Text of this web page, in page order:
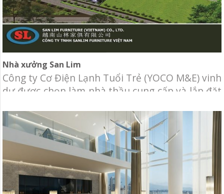
Nhà xưởng San Lim
Công ty Cơ Điện Lạnh Tuổi Trẻ (YOCO M&E) vinh
dự được chọn làm nhà thầu cung cấp và lắp đặt
tâm) VRF và thông gió cho Khu văn phòng và
showroom nhà xưởng San Lim. Chủ đầu tư: San
Lim Furniture Địa điểm: khu công nghiệp Bàu
Xéo,